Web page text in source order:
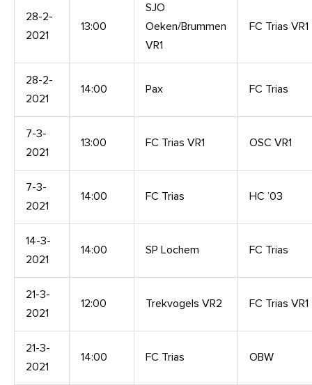
28-2-
2021
13:00
SJO
Oeken/Brummen
VR1
FC Trias VR1
28-2-
2021
14:00 Pax FC Trias
7-3-
2021
13:00 FC Trias VR1 OSC VR1
7-3-
2021
14:00 FC Trias HC ’03
14-3-
2021
14:00 SP Lochem FC Trias
21-3-
2021
12:00 Trekvogels VR2 FC Trias VR1
21-3-
2021
14:00 FC Trias OBW